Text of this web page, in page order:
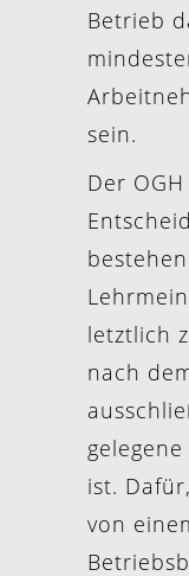
Betrieb
sein.
Der
letztlich
nach
ist.
von